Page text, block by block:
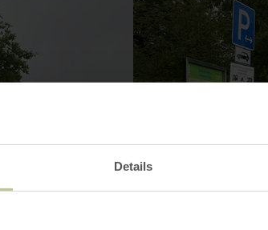
Details